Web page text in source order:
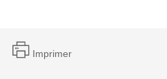
Imprimer